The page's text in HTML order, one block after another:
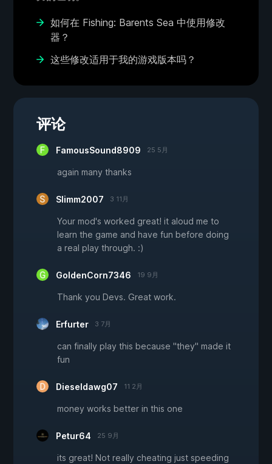
如何在 Fishing: Barents Sea 中使用修改
器？
这些修改适用于我的游戏版本吗？
评论
FamousSound8909 25 5月
again many thanks
Slimm2007 3 11月
Your mod's worked great! it aloud me to
learn the game and have fun before doing
a real play through. :)
GoldenCorn7346 19 9月
Thank you Devs. Great work.
Erfurter 3 7月
can finally play this because "they" made it
fun
Dieseldawg07 11 2月
money works better in this one
Petur64 25 9月
its great! Not really cheating just speeding